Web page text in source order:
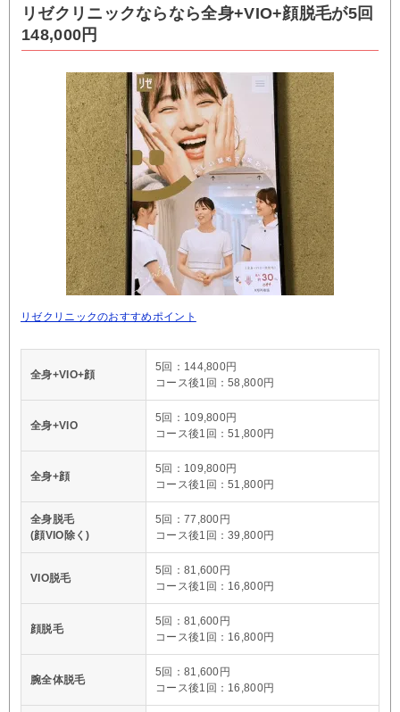
リゼクリニックならなら全身+VIO+顔脱毛が5回
148,000円
リゼクリニックのおすすめポイント
全身+VIO+顔
5回：144,800円
コース後1回：58,800円
全身+VIO
5回：109,800円
コース後1回：51,800円
全身+顔
5回：109,800円
コース後1回：51,800円
全身脱毛
(顔VIO除く)
5回：77,800円
コース後1回：39,800円
VIO脱毛
5回：81,600円
コース後1回：16,800円
顔脱毛
5回：81,600円
コース後1回：16,800円
腕全体脱毛
5回：81,600円
コース後1回：16,800円